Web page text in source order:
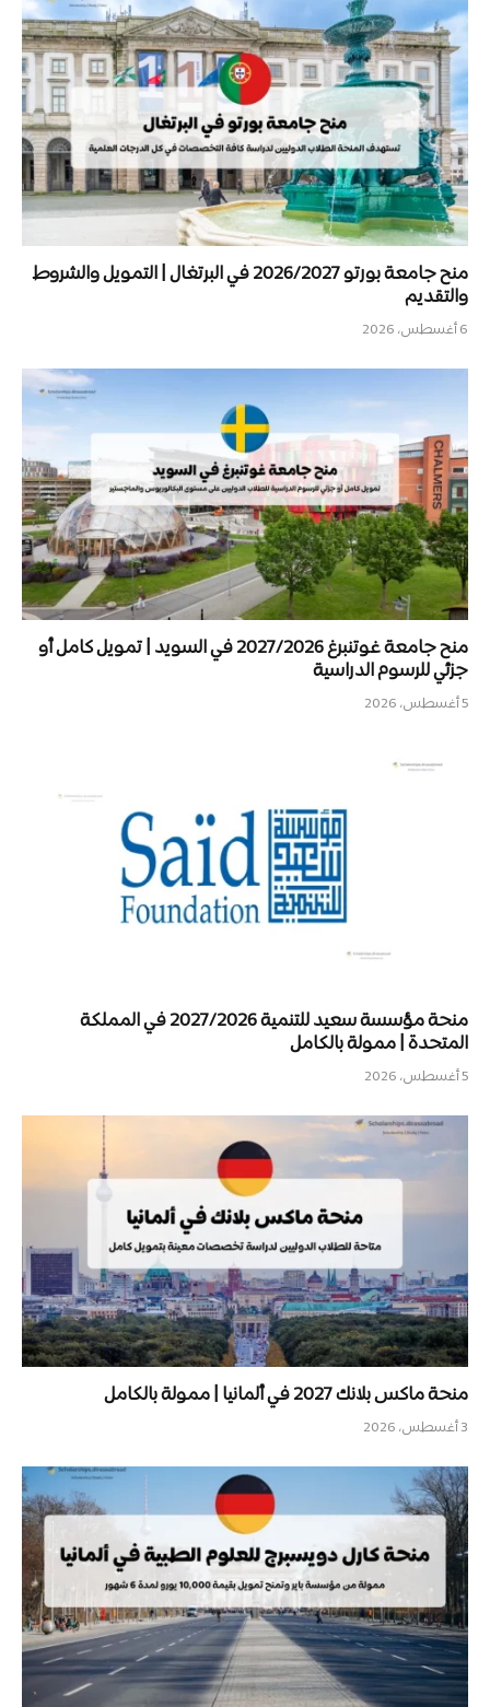
منح جامعة بورتو 2026/2027 في البرتغال | التمويل والشروط
والتقديم
6 أغسطس، 2026
منح جامعة غوتنبرغ 2027/2026 في السويد | تمويل كامل أو
جزئي للرسوم الدراسية
5 أغسطس، 2026
منحة مؤسسة سعيد للتنمية 2027/2026 في المملكة
المتحدة | ممولة بالكامل
5 أغسطس، 2026
منحة ماكس بلانك 2027 في ألمانيا | ممولة بالكامل
3 أغسطس، 2026